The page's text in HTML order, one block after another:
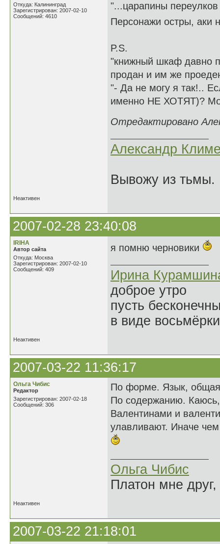
Откуда: Калининград
Зарегистрирован: 2007-02-10
Сообщений: 4610
"...царапины
Персонажи остры, аки
P.S.
"книжный шкаф давно
продан и им же
"- Да не могу я так!..
именно НЕ ХОТЯТ)?
Отредактировано
Александр
Вывожу из тьмы.
Неактивен
2007-02-28 23:40:08
IRIHA
Автор сайта
Откуда: Москва
Зарегистрирован: 2007-02-10
Сообщений: 409
я помню черновики
Ирина
доброе утро
пусть
в виде восьмёрки
Неактивен
2007-03-22 11:36:17
Ольга Чибис
Редактор
Зарегистрирован: 2007-02-18
Сообщений: 306
По форме. Язык, общая
По содержанию.
Валентинами и
улавливают. Иначе
Ольга Чибис
Платон мне
Неактивен
2007-03-22 21:18:01